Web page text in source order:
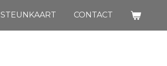
STEUNKAART CONTACT